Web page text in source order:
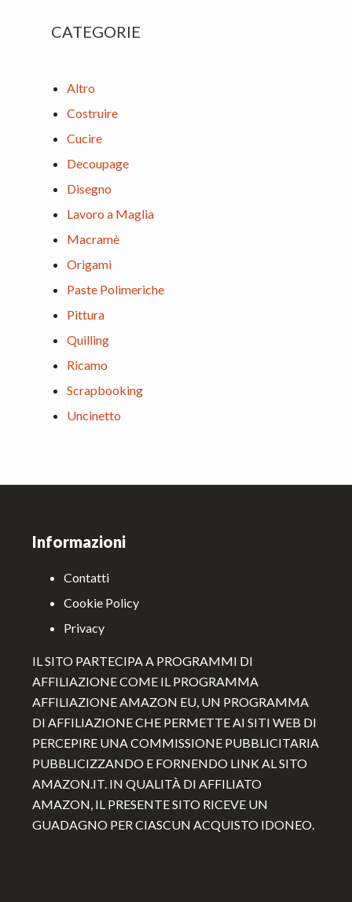
Primary
CATEGORIE
Altro
Costruire
Cucire
Decoupage
Disegno
Lavoro a Maglia
Macramè
Origami
Paste Polimeriche
Pittura
Quilling
Ricamo
Scrapbooking
Uncinetto
Informazioni
Contatti
Cookie Policy
Privacy
IL SITO PARTECIPA A PROGRAMMI DI
AFFILIAZIONE COME IL PROGRAMMA
AFFILIAZIONE AMAZON EU, UN PROGRAMMA
DI AFFILIAZIONE CHE PERMETTE AI SITI WEB DI
PERCEPIRE UNA COMMISSIONE PUBBLICITARIA
PUBBLICIZZANDO E FORNENDO LINK AL SITO
AMAZON.IT. IN QUALITÀ DI AFFILIATO
AMAZON, IL PRESENTE SITO RICEVE UN
GUADAGNO PER CIASCUN ACQUISTO IDONEO.